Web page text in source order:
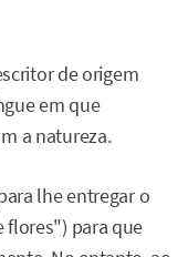
de origem
em que
a natureza.
lhe entregar o
flores") para que